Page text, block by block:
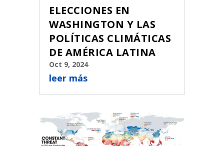
ELECCIONES EN
WASHINGTON Y LAS
POLÍTICAS CLIMÁTICAS
DE AMÉRICA LATINA
Oct 9, 2024
leer más